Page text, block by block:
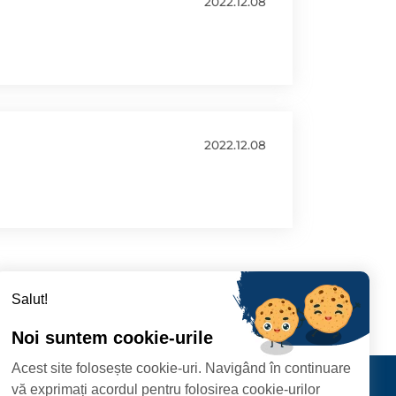
2022.12.08
Contact
Salut!
Noi suntem cookie-urile
Acest site folosește cookie-uri. Navigând în continuare
vă exprimați acordul pentru folosirea cookie-urilor